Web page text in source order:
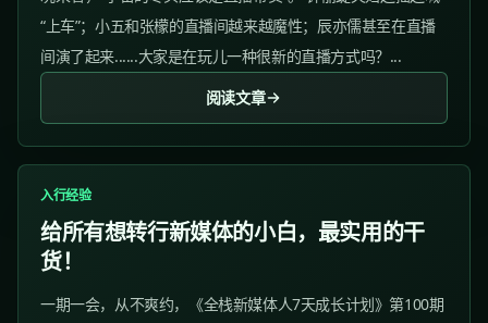
“上车”；小五和张檬的直播间越来越魔性；辰亦儒甚至在直播
间演了起来......大家是在玩儿一种很新的直播方式吗？...
阅读文章
入行经验
给所有想转行新媒体的小白，最实用的干
货！
一期一会，从不爽约，《全栈新媒体人7天成长计划》第100期